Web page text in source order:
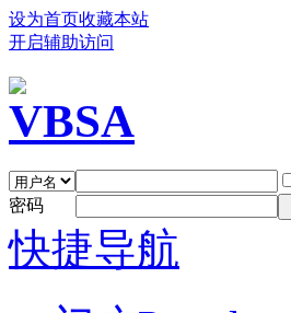
设为首页收藏本站
开启辅助访问
密码
快捷导航